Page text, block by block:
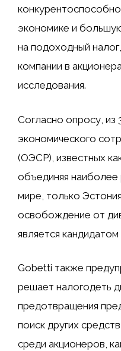
экономике и
на подоходный
компании в
исследования.
Согласно опросу, из
экономического
(ОЭСР), известных
объединяя наиболее
мире, только
освобождение от
является кандидатом
Gobetti также
решает налогодеть
предотвращения
поиск других
среди акционеров,